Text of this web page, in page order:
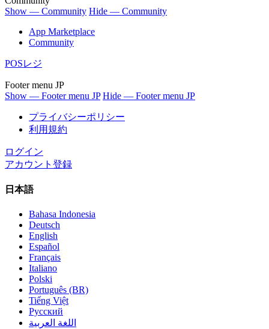
Show — Community Hide — Community
App Marketplace
Community
POSレジ
Footer menu JP
Show — Footer menu JP Hide — Footer menu JP
プライバシーポリシー
利用規約
ログイン
アカウント登録
日本語
Bahasa Indonesia
Deutsch
English
Español
Français
Italiano
Polski
Português (BR)
Tiếng Việt
Русский
اللغة العربية